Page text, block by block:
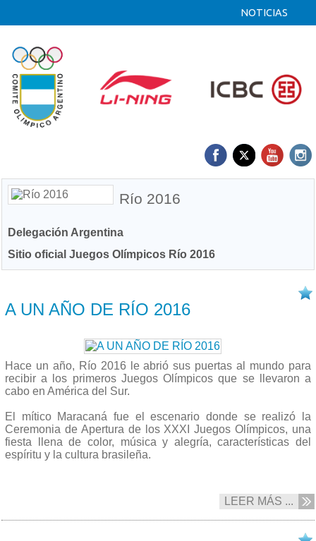
NOTICIAS
Río 2016
Delegación Argentina
Sitio oficial Juegos Olímpicos Río 2016
A UN AÑO DE RÍO 2016
Hace un año, Río 2016 le abrió sus puertas al mundo para
recibir a los primeros Juegos Olímpicos que se llevaron a
cabo en América del Sur.
El mítico Maracaná fue el escenario donde se realizó la
Ceremonia de Apertura de los XXXI Juegos Olímpicos, una
fiesta llena de color, música y alegría, características del
espíritu y la cultura brasileña.
LEER MÁS ...